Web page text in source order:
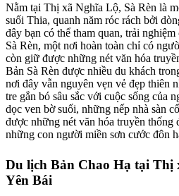
Nằm tại Thị xã Nghĩa Lộ, Sà Rèn là
suối Thia, quanh năm róc rách bởi
đây bạn có thể tham quan, trải
Sà Rèn, một nơi hoàn toàn chỉ có
còn giữ được những nét văn hóa
Bản Sà Rèn được nhiều du khách
nơi đây vẫn nguyên vẹn vẻ đẹp thiên
tre gắn bó sâu sắc với cuộc sống của
dọc ven bờ suối, những nếp nhà sàn
được những nét văn hóa truyền thống
những con người miền sơn cước đôn
Du lịch Bản Chao Hạ tại Thị
Yên Bái